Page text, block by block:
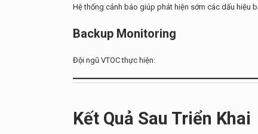
Hệ thống cảnh báo giúp phát hiện sớm các dấu hiệu
Backup Monitoring
Đội ngũ VTOC thực hiện:
Kết Quả Sau Triển Khai